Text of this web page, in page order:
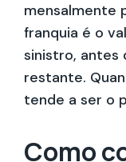
mensalmente
franquia é o
sinistro, antes
restante.
tende a ser o
Como